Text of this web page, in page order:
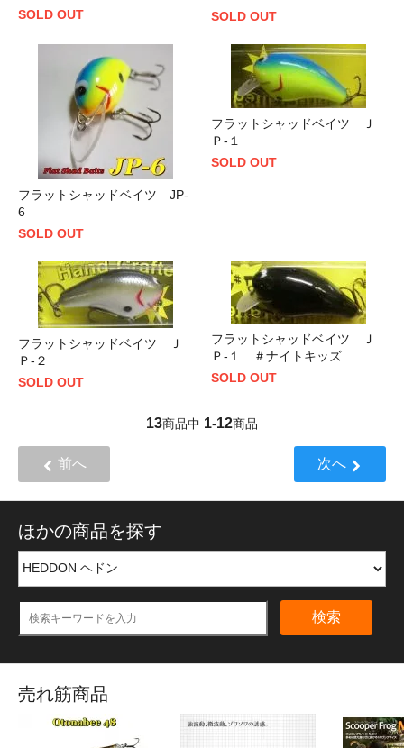
SOLD OUT
SOLD OUT
フラットシャッドベイツ JP-
6
SOLD OUT
フラットシャッドベイツ Ｊ
Ｐ-１
SOLD OUT
フラットシャッドベイツ Ｊ
Ｐ-２
SOLD OUT
フラットシャッドベイツ Ｊ
Ｐ-１ ＃ナイトキッズ
SOLD OUT
13商品中 1-12商品
前へ 次へ
ほかの商品を探す
検索
売れ筋商品